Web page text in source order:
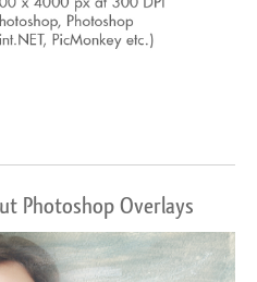
Photoshop Overlays